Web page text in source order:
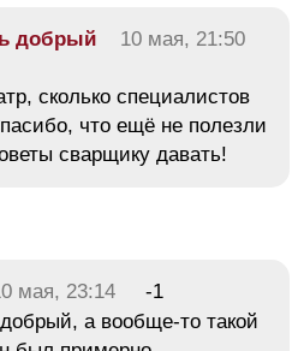
добрый
10 мая, 21:50
сколько специалистов
что ещё не полезли
сварщику давать!
мая, 23:14
-1
а вообще-то такой